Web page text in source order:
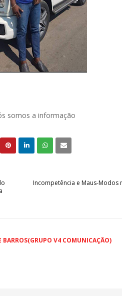
somos a informação
Incompetência e Maus-Modos
BARROS(GRUPO V4 COMUNICAÇÃO)